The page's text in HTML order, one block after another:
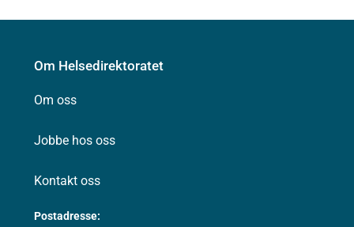
Om Helsedirektoratet
Om oss
Jobbe hos oss
Kontakt oss
Postadresse: